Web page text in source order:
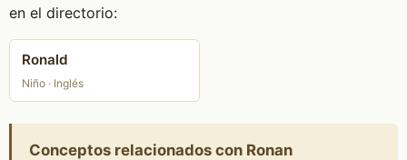
en el directorio:
Ronald
Niño · Inglés
Conceptos relacionados con Ronan